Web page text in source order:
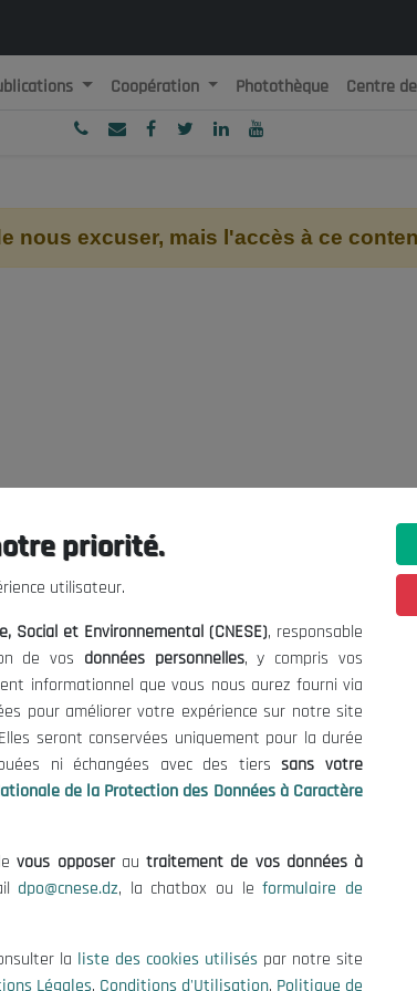
Démocratique et Populaire
Coopération Photothèque Centre
nous excuser, mais l'accès à ce
utiles
des Données
contact@cnese.dz
Suggestions ou Initiatives ?
Newsletter
Inscrivez-vous, soyez le premier à
nos dernières nouvelles.
Suivez-Nous!
National Économique, Social et Environnemental
priorité.
utilisateur.
Social et Environnemental (CNESE), responsable
de vos données personnelles, y compris vos
informationnel que vous nous aurez fourni via
pour améliorer votre expérience sur notre site
seront conservées uniquement pour la durée
ni échangées avec des tierssans votre
de la Protection des Données à Caractère
vous opposerautraitement de vos données à
dpo@cnese.dz, la chatbox ou leformulaire de
la liste des cookies utilisés par notre site
Légales, Conditions d'Utilisation, Politique de